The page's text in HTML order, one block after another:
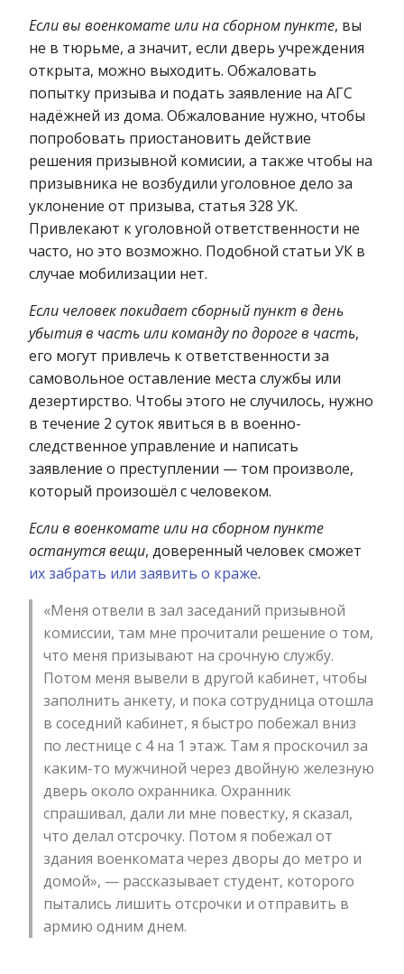
Если вы военкомате или на сборном пункте, вы
не в тюрьме, а значит, если дверь учреждения
открыта, можно выходить. Обжаловать
попытку призыва и подать заявление на АГС
надёжней из дома. Обжалование нужно, чтобы
попробовать приостановить действие
решения призывной комисии, а также чтобы на
призывника не возбудили уголовное дело за
уклонение от призыва, статья 328 УК.
Привлекают к уголовной ответственности не
часто, но это возможно. Подобной статьи УК в
случае мобилизации нет.
Если человек покидает сборный пункт в день
убытия в часть или команду по дороге в часть,
его могут привлечь к ответственности за
самовольное оставление места службы или
дезертирство. Чтобы этого не случилось, нужно
в течение 2 суток явиться в в военно-
следственное управление и написать
заявление о преступлении — том произволе,
который произошёл с человеком.
Если в военкомате или на сборном пункте
останутся вещи, доверенный человек сможет
их забрать или заявить о краже.
«Меня отвели в зал заседаний призывной
комиссии, там мне прочитали решение о том,
что меня призывают на срочную службу.
Потом меня вывели в другой кабинет, чтобы
заполнить анкету, и пока сотрудница отошла
в соседний кабинет, я быстро побежал вниз
по лестнице с 4 на 1 этаж. Там я проскочил за
каким-то мужчиной через двойную железную
дверь около охранника. Охранник
спрашивал, дали ли мне повестку, я сказал,
что делал отсрочку. Потом я побежал от
здания военкомата через дворы до метро и
домой», — рассказывает студент, которого
пытались лишить отсрочки и отправить в
армию одним днем.